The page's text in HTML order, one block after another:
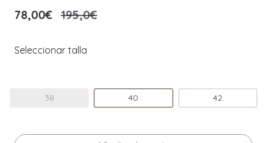
78,00€ 195,0€
Seleccionar talla
38 40 42